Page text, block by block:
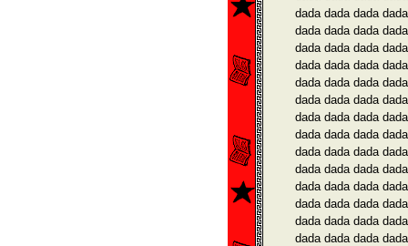
dada dada dada
dada dada dada
dada dada dada
dada dada dada
dada dada dada
dada dada dada
dada dada dada
dada dada dada
dada dada dada
dada dada dada
dada dada dada
dada dada dada
dada dada dada
dada dada dada